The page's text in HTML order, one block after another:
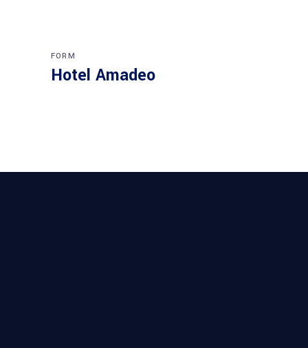
FORM
Hotel Amadeo